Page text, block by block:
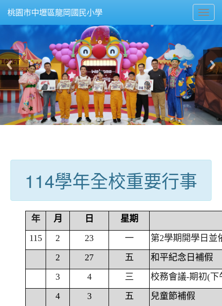
桃園市中壢區龍岡國民小學
114學年全校重要行事
年 月 日
星期
115
2 23 一
第2學期開學日並
2
27 五
和平紀念日補假
3
4 三
校務會議-期初(下
4
3 五
兒童節補假